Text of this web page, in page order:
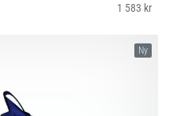
1 583 kr
Ny